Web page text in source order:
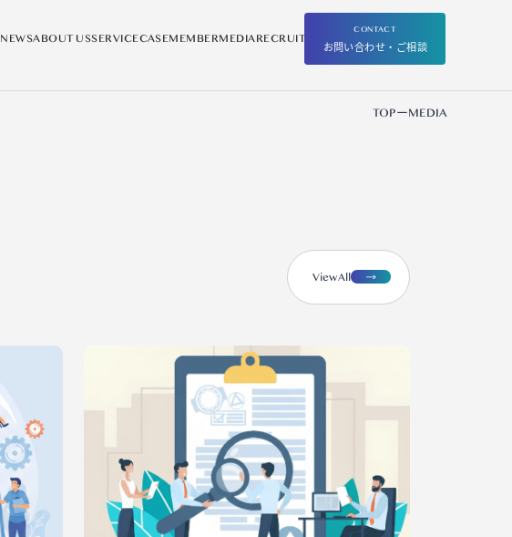
NEWSABOUT USSERVICECASEMEMBERMEDIARECRUIT
CONTACT
お問い合わせ・ご相談
TOPーMEDIA
viewAll